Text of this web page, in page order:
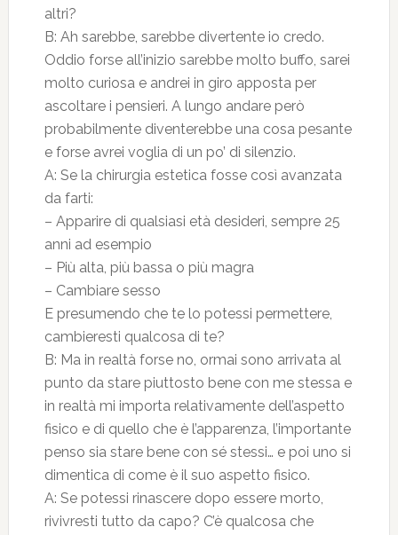
altri?
B: Ah sarebbe, sarebbe divertente io credo.
Oddio forse all’inizio sarebbe molto buffo, sarei
molto curiosa e andrei in giro apposta per
ascoltare i pensieri. A lungo andare però
probabilmente diventerebbe una cosa pesante
e forse avrei voglia di un po’ di silenzio.
A: Se la chirurgia estetica fosse così avanzata
da farti:
– Apparire di qualsiasi età desideri, sempre 25
anni ad esempio
– Più alta, più bassa o più magra
– Cambiare sesso
E presumendo che te lo potessi permettere,
cambieresti qualcosa di te?
B: Ma in realtà forse no, ormai sono arrivata al
punto da stare piuttosto bene con me stessa e
in realtà mi importa relativamente dell’aspetto
fisico e di quello che è l’apparenza, l’importante
penso sia stare bene con sé stessi… e poi uno si
dimentica di come è il suo aspetto fisico.
A: Se potessi rinascere dopo essere morto,
rivivresti tutto da capo? C’è qualcosa che